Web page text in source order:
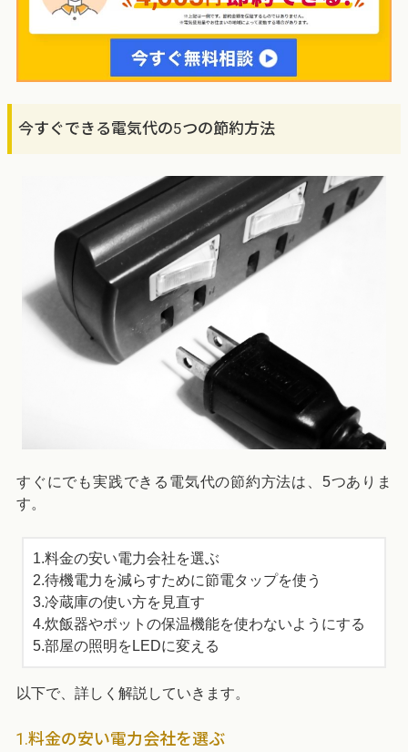
今すぐできる電気代の5つの節約方法
すぐにでも実践できる電気代の節約方法は、5つありま
す。
1.料金の安い電力会社を選ぶ
2.待機電力を減らすために節電タップを使う
3.冷蔵庫の使い方を見直す
4.炊飯器やポットの保温機能を使わないようにする
5.部屋の照明をLEDに変える
以下で、詳しく解説していきます。
1.料金の安い電力会社を選ぶ